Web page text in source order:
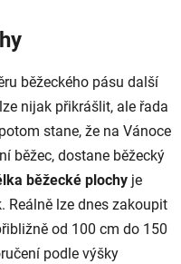
běžeckého pásu další
nijak přikrášlit, ale řada
stane, že na Vánoce
běžec, dostane běžecký
běžecké plochy je
Reálně lze dnes zakoupit
od 100 cm do 150
podle výšky